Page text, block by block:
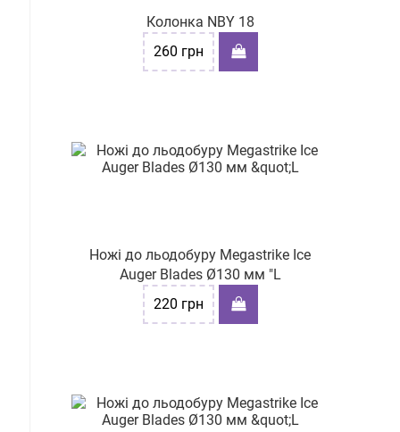
Колонка NBY 18
260 грн
Ножі до льодобуру Megastrike Ice
Auger Blades Ø130 мм "L
220 грн